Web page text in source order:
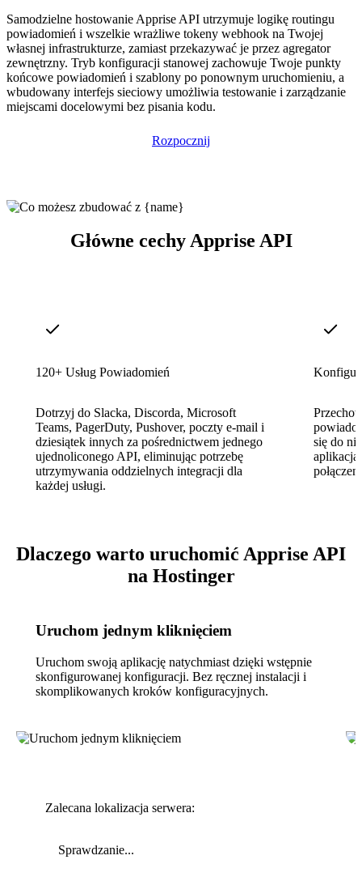
Samodzielne hostowanie Apprise API utrzymuje logikę routingu
powiadomień i wszelkie wrażliwe tokeny webhook na Twojej
własnej infrastrukturze, zamiast przekazywać je przez agregator
zewnętrzny. Tryb konfiguracji stanowej zachowuje Twoje punkty
końcowe powiadomień i szablony po ponownym uruchomieniu, a
wbudowany interfejs sieciowy umożliwia testowanie i zarządzanie
miejscami docelowymi bez pisania kodu.
Rozpocznij
Główne cechy Apprise API
120+ Usług Powiadomień
Dotrzyj do Slacka, Discorda, Microsoft
Teams, PagerDuty, Pushover, poczty e-mail i
dziesiątek innych za pośrednictwem jednego
ujednoliconego API, eliminując potrzebę
utrzymywania oddzielnych integracji dla
każdej usługi.
się do
Dlaczego warto uruchomić Apprise API
na Hostinger
Uruchom jednym kliknięciem
Uruchom swoją aplikację natychmiast dzięki wstępnie
skonfigurowanej konfiguracji. Bez ręcznej instalacji i
skomplikowanych kroków konfiguracyjnych.
Zalecana lokalizacja serwera:
Sprawdzanie...